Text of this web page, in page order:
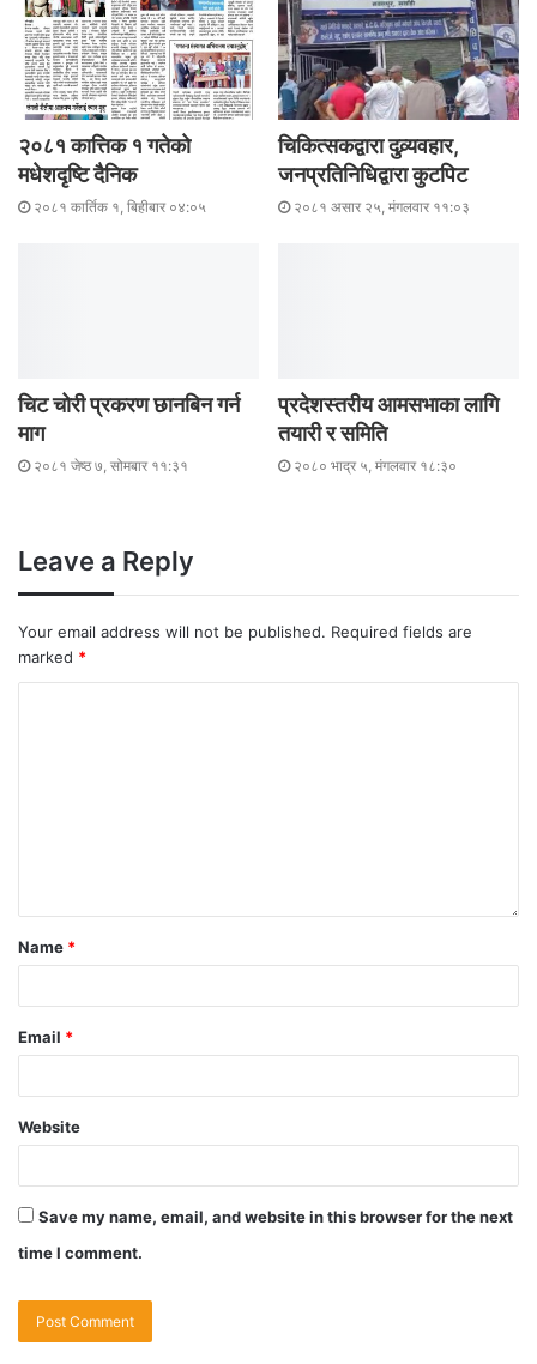
२०८१ कात्तिक १ गतेकाे
मधेशदृष्टि दैनिक
२०८१ कार्तिक १, बिहीबार ०४:०५
चिकित्सकद्वारा दुव्र्यवहार,
जनप्रतिनिधिद्वारा कुटपिट
२०८१ असार २५, मंगलवार ११:०३
चिट चोरी प्रकरण छानबिन गर्न
माग
२०८१ जेष्ठ ७, सोमबार ११:३१
प्रदेशस्तरीय आमसभाका लागि
तयारी र समिति
२०८० भाद्र ५, मंगलवार १८:३०
Leave a Reply
Your email address will not be published. Required fields are
marked *
Name *
Email *
Website
Save my name, email, and website in this browser for the next
time I comment.